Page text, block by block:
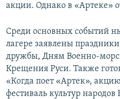
акции. Однако в «Артеке»
Среди основных событий
лагере заявлены
дружбы, Дням Военно-
Крещения Руси. Также
«Когда поет «Артек»,
фестиваль культур